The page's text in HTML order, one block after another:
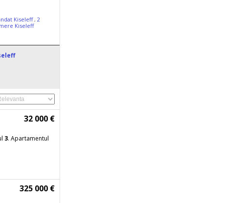
Kiseleff, 2
Kiseleff
32 000 €
3. Apartamentul
325 000 €